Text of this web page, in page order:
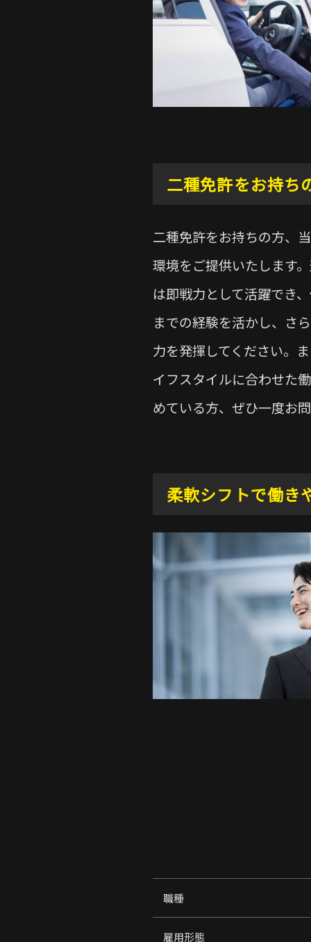
二種免許をお持ち
二種免許をお持ちの方、
環境をご提供いたします
は即戦力として活躍でき
までの経験を活かし、さ
力を発揮してください。
イフスタイルに合わせた
めている方、ぜひ一度お
柔軟シフトで働き
職種
雇用形態